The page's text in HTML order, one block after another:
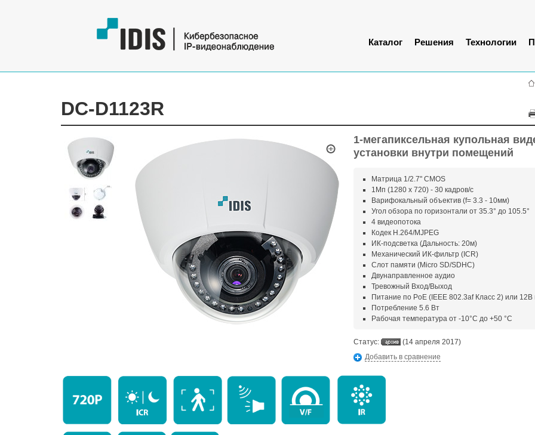
Каталог Решения Технологии
DC-D1123R
1-мегапиксельная купольная
установки внутри помещений
Матрица 1/2.7" CMOS
1Мп (1280 х 720) - 30 кадров/с
Варифокальный объектив (f= 3.3 - 10мм)
Угол обзора по горизонтали от 35.3° до 105.5°
4 видеопотока
Кодек H.264/MJPEG
ИК-подсветка (Дальность: 20м)
Механический ИК-фильтр (ICR)
Слот памяти (Micro SD/SDHC)
Двунаправленное аудио
Тревожный Вход/Выход
Питание по PoE (IEEE 802.3af Класс 2) или 12В
Потребление 5.6 Вт
Рабочая температура от -10°С до +50 °C
Статус:
(14 апреля 2017)
Добавить в сравнение